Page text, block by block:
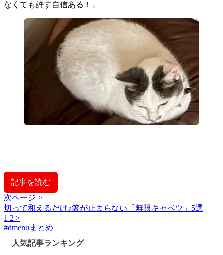
なくても許す自信ある！」
記事を読む
次ページ >
切って和えるだけ♪箸が止まらない「無限キャベツ」5選
1 2 >
#dmenuまとめ
人気記事ランキング